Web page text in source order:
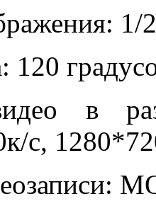
1/2
120
в
с,